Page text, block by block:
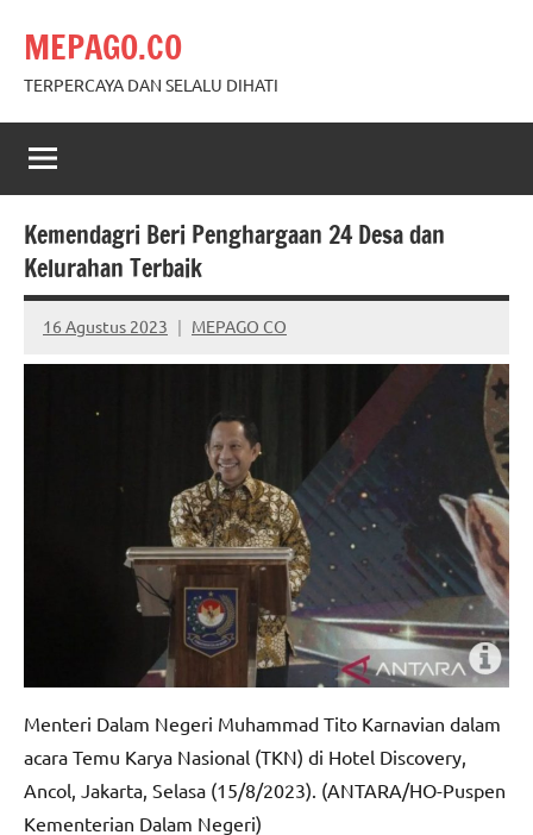
content
MEPAGO.CO
TERPERCAYA DAN SELALU DIHATI
Kemendagri Beri Penghargaan 24 Desa dan
Kelurahan Terbaik
16 Agustus 2023 MEPAGO CO
No
comments
Menteri Dalam Negeri Muhammad Tito Karnavian dalam
acara Temu Karya Nasional (TKN) di Hotel Discovery,
Ancol, Jakarta, Selasa (15/8/2023). (ANTARA/HO-Puspen
Kementerian Dalam Negeri)